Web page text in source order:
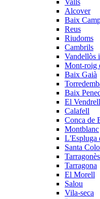
Alcover
Baix
Reus
Riudoms
Cambrils
Vandellòs
Mont-roig
Baix Gaià
Baix
El Vendrell
Calafell
Conca de
Montblanc
L'Espluga
Santa
Tarragonès
Tarragona
El Morell
Salou
Vila-seca